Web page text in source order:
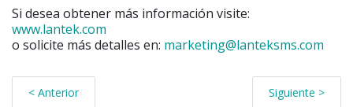
Si desea obtener más información visite:
www.lantek.com
o solicite más detalles en: marketing@lanteksms.com
< Anterior Siguiente >